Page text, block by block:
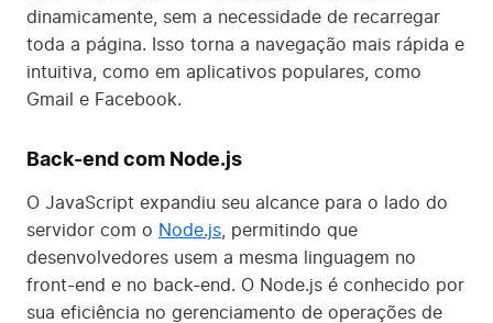
dinamicamente, sem a necessidade de recarregar
toda a página. Isso torna a navegação mais rápida e
intuitiva, como em aplicativos populares, como
Gmail e Facebook.
Back-end com Node.js
O JavaScript expandiu seu alcance para o lado do
servidor com o Node.js , permitindo que
desenvolvedores usem a mesma linguagem no
front-end e no back-end. O Node.js é conhecido por
sua eficiência no gerenciamento de operações de